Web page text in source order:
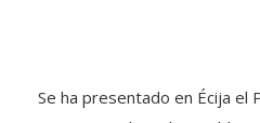
Se ha presentado en Écija el